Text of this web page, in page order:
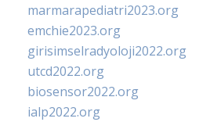
marmarapediatri2023.org
emchie2023.org
girisimselradyoloji2022.org
utcd2022.org
biosensor2022.org
ialp2022.org